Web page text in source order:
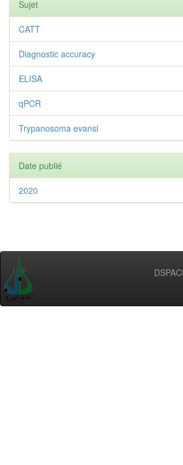
Sujet
CATT
Diagnostic accuracy
ELISA
qPCR
Trypanosoma evansi
Date publié
2020